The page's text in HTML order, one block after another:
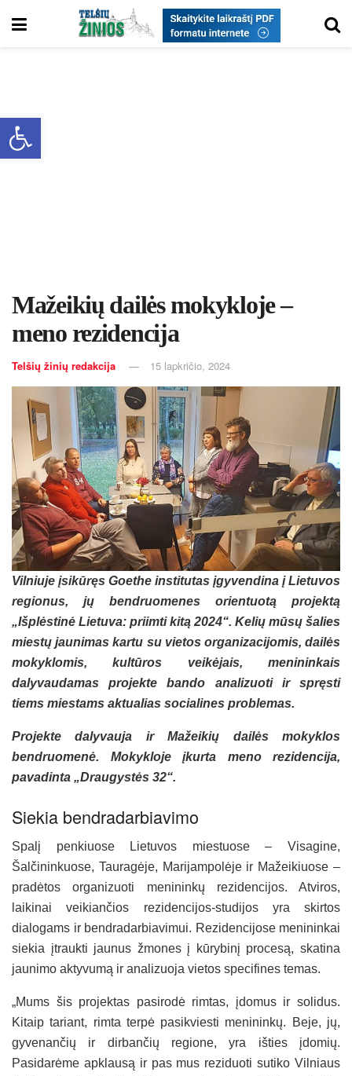
Open toolbar
Mažeikių dailės mokykloje –
meno rezidencija
Telšių žinių redakcija 15 lapkričio, 2024
Vilniuje įsikūręs Goethe institutas įgyvendina į Lietuvos
regionus, jų bendruomenes orientuotą projektą
„Išplėstinė Lietuva: priimti kitą 2024“. Kelių mūsų šalies
miestų jaunimas kartu su vietos organizacijomis, dailės
mokyklomis, kultūros veikėjais, menininkais
dalyvaudamas projekte bando analizuoti ir spręsti
tiems miestams aktualias socialines problemas.
Projekte dalyvauja ir Mažeikių dailės mokyklos
bendruomenė. Mokykloje įkurta meno rezidencija,
pavadinta „Draugystės 32“.
Siekia bendradarbiavimo
Spalį penkiuose Lietuvos miestuose – Visagine,
Šalčininkuose, Tauragėje, Marijampolėje ir Mažeikiuose –
pradėtos organizuoti menininkų rezidencijos. Atviros,
laikinai veikiančios rezidencijos-studijos yra skirtos
dialogams ir bendradarbiavimui. Rezidencijose menininkai
siekia įtraukti jaunus žmones į kūrybinį procesą, skatina
jaunimo aktyvumą ir analizuoja vietos specifines temas.
„Mums šis projektas pasirodė rimtas, įdomus ir solidus.
Kitaip tariant, rimta terpė pasikviesti menininkų. Beje, jų,
gyvenančių ir dirbančių regione, yra išties įdomių.
Pasidarėme apklausą ir pas mus reziduoti sutiko Vilniaus